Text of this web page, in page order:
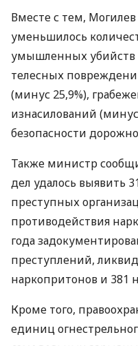
Вместе с тем,
уменьшилось
умышленных убийств
телесных
(минус 25,9%),
изнасилований
безопасности
Также министр
дел удалось выявить
преступных
противодействия
года
преступлений,
наркопритонов и 381
Кроме того,
единиц